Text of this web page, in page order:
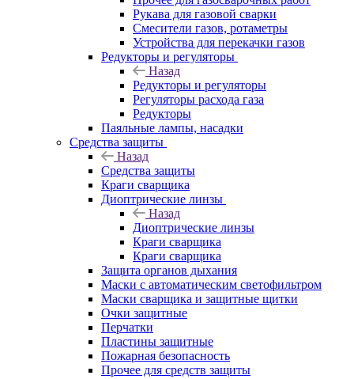
Рукава для газовой сварки
Смесители газов, ротаметры
Устройства для перекачки газов
Редукторы и регуляторы
Назад
Редукторы и регуляторы
Регуляторы расхода газа
Редукторы
Паяльные лампы, насадки
Средства защиты
Назад
Средства защиты
Краги сварщика
Диоптрические линзы
Назад
Диоптрические линзы
Краги сварщика
Краги сварщика
Защита органов дыхания
Маски с автоматическим светофильтром
Маски сварщика и защитные щитки
Очки защитные
Перчатки
Пластины защитные
Пожарная безопасность
Прочее для средств защиты